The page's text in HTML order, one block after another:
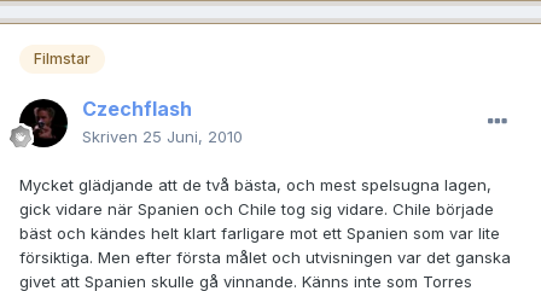
Filmstar
Czechflash
Skriven 25 Juni, 2010
Mycket glädjande att de två bästa, och mest spelsugna lagen,
gick vidare när Spanien och Chile tog sig vidare. Chile började
bäst och kändes helt klart farligare mot ett Spanien som var lite
försiktiga. Men efter första målet och utvisningen var det ganska
givet att Spanien skulle gå vinnande. Känns inte som Torres